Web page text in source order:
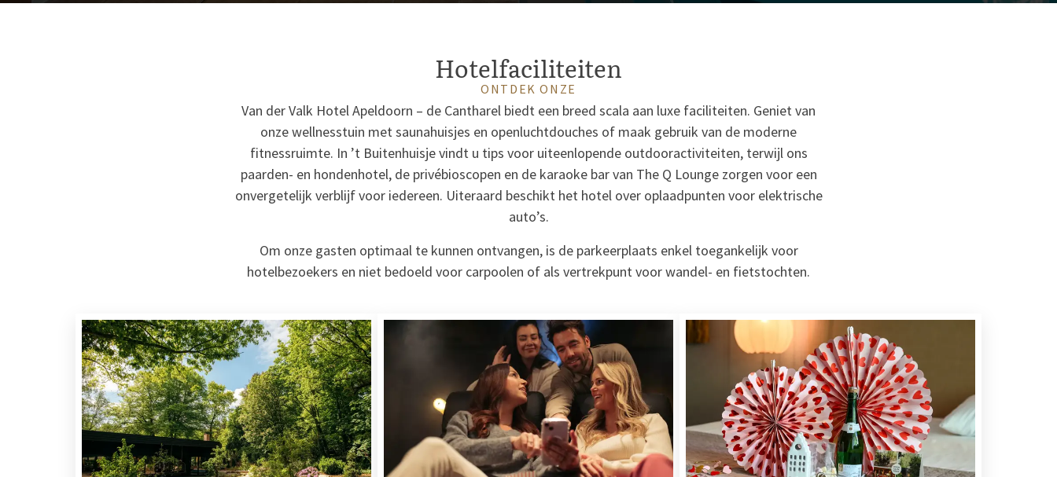
Hotelfaciliteiten
ONTDEK ONZE
Van der Valk Hotel Apeldoorn – de Cantharel biedt een breed scala aan luxe faciliteiten. Geniet van
onze wellnesstuin met saunahuisjes en openluchtdouches of maak gebruik van de moderne
fitnessruimte. In ’t Buitenhuisje vindt u tips voor uiteenlopende outdooractiviteiten, terwijl ons
paarden- en hondenhotel, de privébioscopen en de karaoke bar van The Q Lounge zorgen voor een
onvergetelijk verblijf voor iedereen. Uiteraard beschikt het hotel over oplaadpunten voor elektrische
auto’s.
Om onze gasten optimaal te kunnen ontvangen, is de parkeerplaats enkel toegankelijk voor
hotelbezoekers en niet bedoeld voor carpoolen of als vertrekpunt voor wandel- en fietstochten.